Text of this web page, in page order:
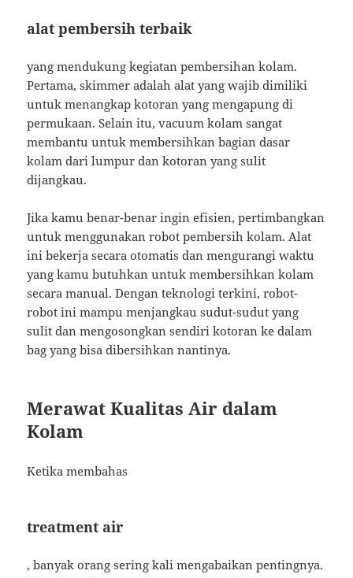
alat pembersih terbaik
yang mendukung kegiatan pembersihan kolam.
Pertama, skimmer adalah alat yang wajib dimiliki
untuk menangkap kotoran yang mengapung di
permukaan. Selain itu, vacuum kolam sangat
membantu untuk membersihkan bagian dasar
kolam dari lumpur dan kotoran yang sulit
dijangkau.
Jika kamu benar-benar ingin efisien, pertimbangkan
untuk menggunakan robot pembersih kolam. Alat
ini bekerja secara otomatis dan mengurangi waktu
yang kamu butuhkan untuk membersihkan kolam
secara manual. Dengan teknologi terkini, robot-
robot ini mampu menjangkau sudut-sudut yang
sulit dan mengosongkan sendiri kotoran ke dalam
bag yang bisa dibersihkan nantinya.
Merawat Kualitas Air dalam
Kolam
Ketika membahas
treatment air
, banyak orang sering kali mengabaikan pentingnya.